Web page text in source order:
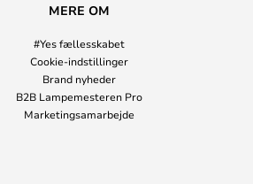
MERE OM
#Yes fællesskabet
Cookie-indstillinger
Brand nyheder
B2B Lampemesteren Pro
Marketingsamarbejde